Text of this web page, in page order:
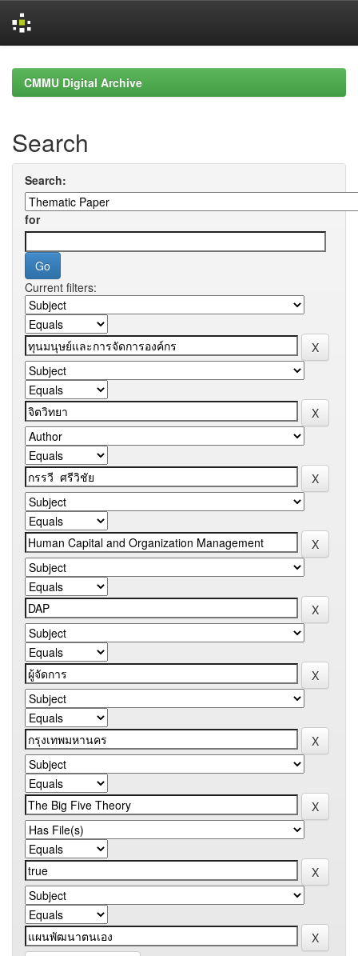
navigationCMMU Digital Archive
Search
Search:
for
Current filters: